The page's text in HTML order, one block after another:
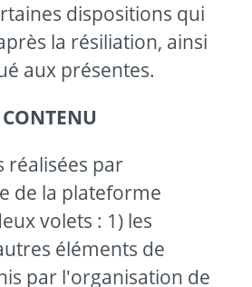
dispositions qui
la résiliation, ainsi
aux présentes.
réalisées par
de la plateforme
volets : 1) les
éléments de
par l'organisation de